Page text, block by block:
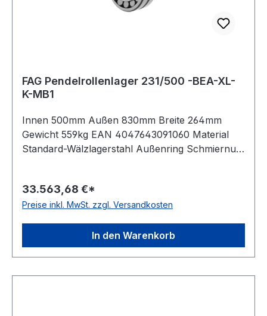
FAG Pendelrollenlager 231/500 -BEA-XL-
K-MB1
Innen 500mm Außen 830mm Breite 264mm
Gewicht 559kg EAN 4047643091060 Material
Standard-Wälzlagerstahl Außenring Schmiernut
Radiallagerluft Käfig Doppelkammkäfig aus
Messing Temperaturbereich -30 bis +200 °C
Laufgenauigkeit P5 Bohrung konische Bohrung
(1:12) Ausführung Standardausführung
33.563,68 €*
Preise inkl. MwSt. zzgl. Versandkosten
In den Warenkorb